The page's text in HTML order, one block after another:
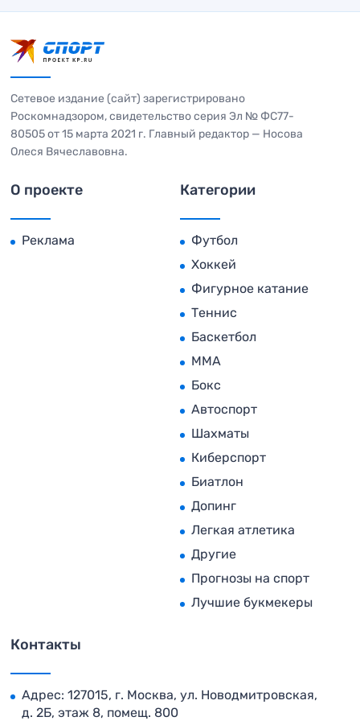
Сетевое издание (сайт) зарегистрировано
Роскомнадзором, свидетельство серия Эл № ФС77-
80505 от 15 марта 2021 г. Главный редактор — Носова
Олеся Вячеславовна.
О проекте
Реклама
Категории
Футбол
Хоккей
Фигурное катание
Теннис
Баскетбол
MMA
Бокс
Автоспорт
Шахматы
Киберспорт
Биатлон
Допинг
Легкая атлетика
Другие
Прогнозы на спорт
Лучшие букмекеры
Контакты
Адрес: 127015, г. Москва, ул. Новодмитровская,
д. 2Б, этаж 8, помещ. 800